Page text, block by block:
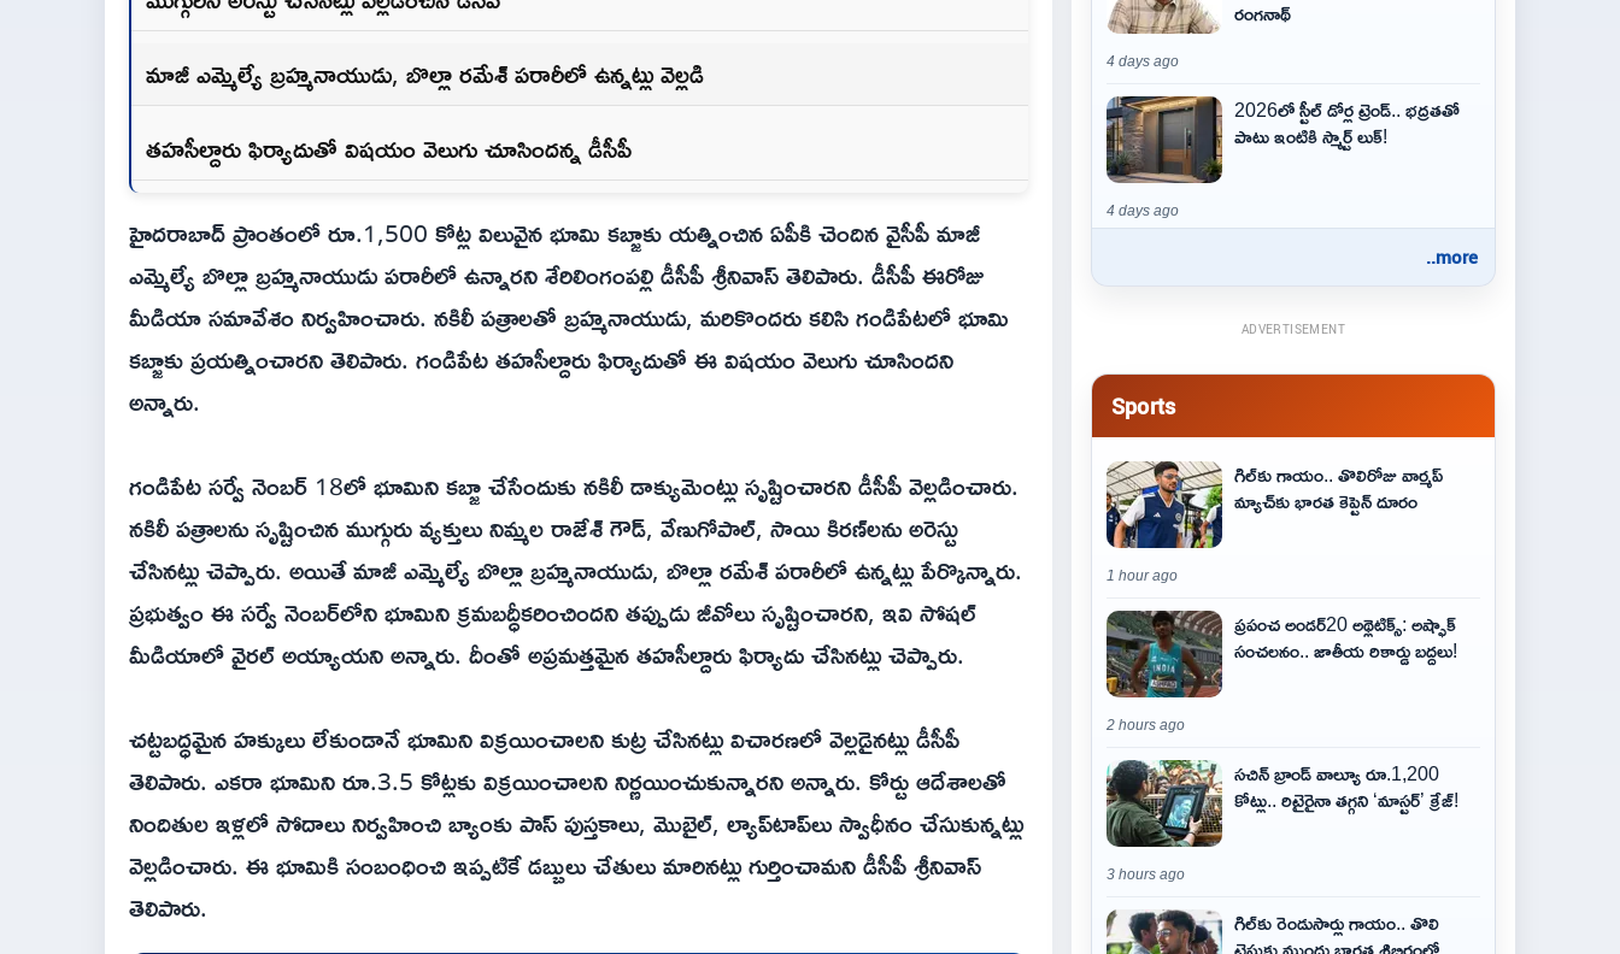
మాజీ ఎమ్మెల్యే బ్రహ్మనాయుడు, బొల్లా రమేశ్ పరారీలో ఉన్నట్లు వెల్లడి
తహసీల్దారు ఫిర్యాదుతో విషయం వెలుగు చూసిందన్న డీసీపీ
హైదరాబాద్ ప్రాంతంలో రూ.1,500 కోట్ల విలువైన భూమి కబ్జాకు యత్నించిన ఏపీకి చెందిన వైసీపీ మాజీ
ఎమ్మెల్యే బొల్లా బ్రహ్మనాయుడు పరారీలో ఉన్నారని శేరిలింగంపల్లి డీసీపీ శ్రీనివాస్ తెలిపారు. డీసీపీ ఈరోజు
మీడియా సమావేశం నిర్వహించారు. నకిలీ పత్రాలతో బ్రహ్మనాయుడు, మరికొందరు కలిసి గండిపేటలో భూమి
కబ్జాకు ప్రయత్నించారని తెలిపారు. గండిపేట తహసీల్దారు ఫిర్యాదుతో ఈ విషయం వెలుగు చూసిందని
అన్నారు.
గండిపేట సర్వే నెంబర్ 18లో భూమిని కబ్జా చేసేందుకు నకిలీ డాక్యుమెంట్లు సృష్టించారని డీసీపీ వెల్లడించారు.
నకిలీ పత్రాలను సృష్టించిన ముగ్గురు వ్యక్తులు నిమ్మల రాజేశ్ గౌడ్, వేణుగోపాల్, సాయి కిరణ్‌లను అరెస్టు
చేసినట్లు చెప్పారు. అయితే మాజీ ఎమ్మెల్యే బొల్లా బ్రహ్మనాయుడు, బొల్లా రమేశ్ పరారీలో ఉన్నట్లు పేర్కొన్నారు.
ప్రభుత్వం ఈ సర్వే నెంబర్‌లోని భూమిని క్రమబద్ధీకరించిందని తప్పుడు జీవోలు సృష్టించారని, ఇవి సోషల్
మీడియాలో వైరల్ అయ్యాయని అన్నారు. దీంతో అప్రమత్తమైన తహసీల్దారు ఫిర్యాదు చేసినట్లు చెప్పారు.
చట్టబద్ధమైన హక్కులు లేకుండానే భూమిని విక్రయించాలని కుట్ర చేసినట్లు విచారణలో వెల్లడైనట్లు డీసీపీ
తెలిపారు. ఎకరా భూమిని రూ.3.5 కోట్లకు విక్రయించాలని నిర్ణయించుకున్నారని అన్నారు. కోర్టు ఆదేశాలతో
నిందితుల ఇళ్లలో సోదాలు నిర్వహించి బ్యాంకు పాస్ పుస్తకాలు, మొబైల్, ల్యాప్‌టాప్‌లు స్వాధీనం చేసుకున్నట్లు
వెల్లడించారు. ఈ భూమికి సంబంధించి ఇప్పటికే డబ్బులు చేతులు మారినట్లు గుర్తించామని డీసీపీ శ్రీనివాస్
తెలిపారు.
రంగనాథ్
4 days ago
2026లో స్టీల్ డోర్ల ట్రెండ్.. భద్రతతో
పాటు ఇంటికి స్మార్ట్ లుక్!
4 days ago
..more
ADVERTISEMENT
Sports
గిల్‌కు గాయం.. తొలిరోజు వార్మప్‌
మ్యాచ్‌కు భారత కెప్టెన్‌ దూరం
1 hour ago
ప్రపంచ అండర్20 అథ్లెటిక్స్: అష్ఫాక్
సంచలనం.. జాతీయ రికార్డు బద్దలు!
2 hours ago
సచిన్ బ్రాండ్ వాల్యూ రూ.1,200
కోట్లు.. రిటైరైనా తగ్గని ‘మాస్టర్’ క్రేజ్!
3 hours ago
గిల్‌కు రెండుసార్లు గాయం.. తొలి